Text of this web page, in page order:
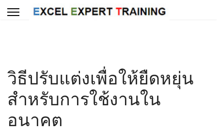
วิธีปรับแต่งเพื่อให้ยืดหยุ่น
สำหรับการใช้งานใน
อนาคต